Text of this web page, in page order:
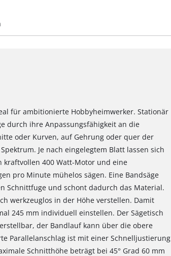
für ambitionierte Hobbyheimwerker. Stationär
durch ihre Anpassungsfähigkeit an die
oder Kurven, auf Gehrung oder quer der
Je nach eingelegtem Blatt lassen sich
400 Watt-Motor und eine
pro Minute mühelos sägen. Eine Bandsäge
Schnittfuge und schont dadurch das Material.
werkzeuglos in der Höhe verstellen. Damit
245 mm individuell einstellen. Der Sägetisch
der Bandlauf kann über die obere
Parallelanschlag ist mit einer Schnelljustierung
Schnitthöhe beträgt bei 45° Grad 60 mm